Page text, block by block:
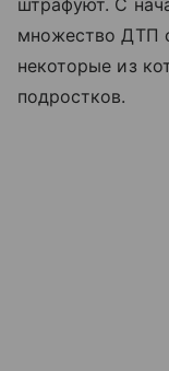
штрафуют. С
множество ДТП
некоторые из
подростков.